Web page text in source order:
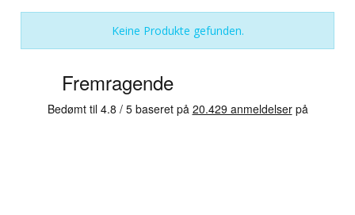
Keine Produkte gefunden.